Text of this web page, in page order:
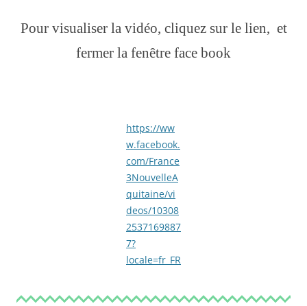
Pour visualiser la vidéo, cliquez sur le lien, et
fermer la fenêtre face book
https://ww
w.facebook.
com/France
3NouvelleA
quitaine/vi
deos/10308
2537169887
7?
locale=fr_FR